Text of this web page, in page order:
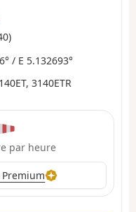
/ E 5.132693°
3140ETR
par heure
Premium